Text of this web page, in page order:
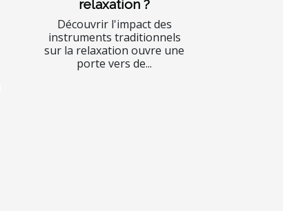
relaxation ?
Découvrir l'impact des
instruments traditionnels
sur la relaxation ouvre une
porte vers de...